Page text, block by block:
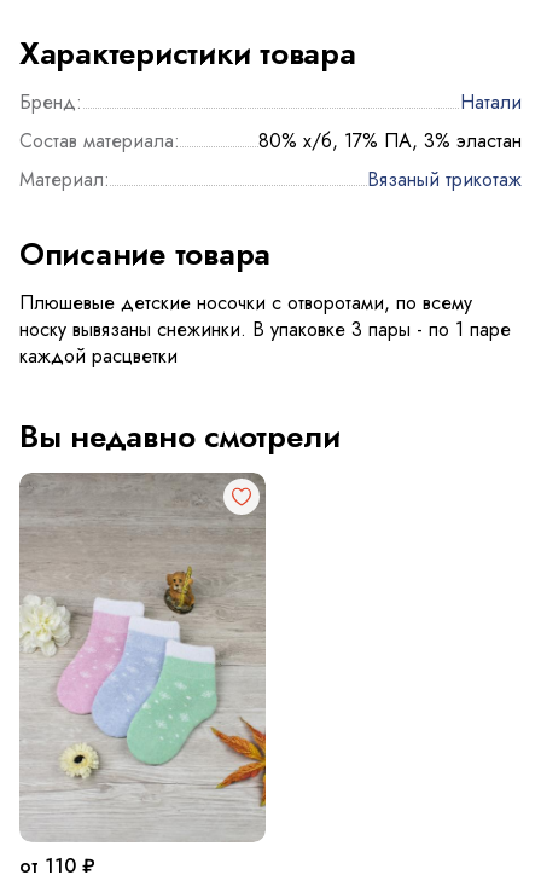
Характеристики товара
Бренд:
Натали
Состав материала:
80% х/б, 17% ПА, 3% эластан
Материал:
Вязаный трикотаж
Описание товара
Плюшевые детские носочки с отворотами, по всему
носку вывязаны снежинки. В упаковке 3 пары - по 1 паре
каждой расцветки
Вы недавно смотрели
от 110 ₽